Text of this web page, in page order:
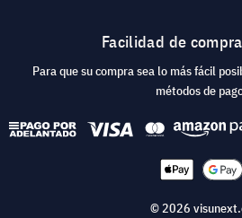
Facilidad de
Para que su compra sea lo más fácil
métodos de
© 2026